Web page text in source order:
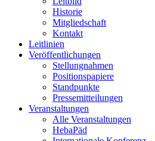
Historie
Mitgliedschaft
Kontakt
Leitlinien
Veröffentlichungen
Stellungnahmen
Positionspapiere
Standpunkte
Pressemitteilungen
Veranstaltungen
Alle Veranstaltungen
HebaPäd